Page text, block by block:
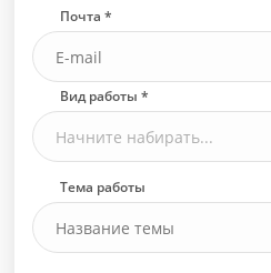
Почта *
Вид работы *
Начните набирать...
Тема работы